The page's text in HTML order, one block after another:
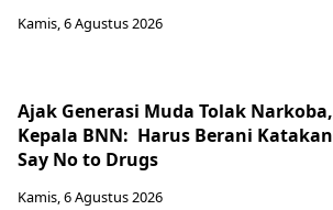
Kamis, 6 Agustus 2026
Ajak Generasi Muda Tolak Narkoba,
Kepala BNN: Harus Berani Katakan
Say No to Drugs
Kamis, 6 Agustus 2026